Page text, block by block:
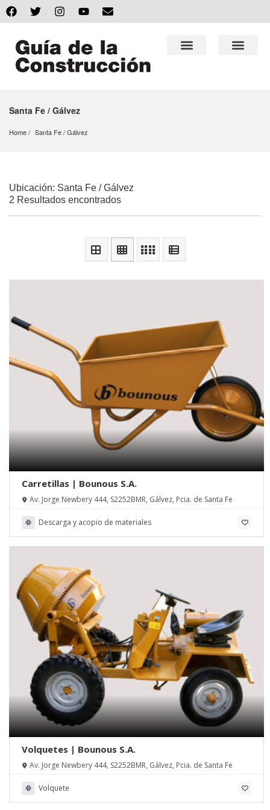
Santa Fe / Gálvez
Home Santa Fe / Gálvez
Ubicación: Santa Fe / Gálvez
2 Resultados encontrados
Carretillas | Bounous S.A.
Av. Jorge Newbery 444, S2252BMR, Gálvez, Pcia. de Santa Fe
Descarga y acopio de materiales
Volquetes | Bounous S.A.
Av. Jorge Newbery 444, S2252BMR, Gálvez, Pcia. de Santa Fe
Volquete